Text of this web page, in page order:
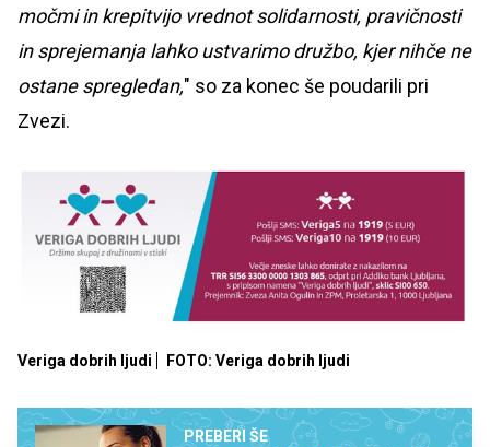
močmi in krepitvijo vrednot solidarnosti, pravičnosti
in sprejemanja lahko ustvarimo družbo, kjer nihče ne
ostane spregledan," so za konec še poudarili pri
Zvezi.
Veriga dobrih ljudi FOTO: Veriga dobrih ljudi
PREBERI ŠE